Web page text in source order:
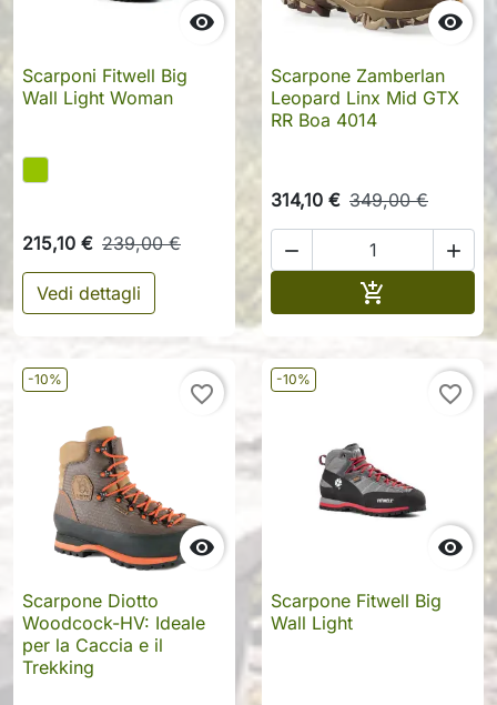

Scarponi Fitwell Big
Wall Light Woman
215,10 € 239,00 €
Vedi dettagli

Scarpone Zamberlan
Leopard Linx Mid GTX
RR Boa 4014
314,10 € 349,00 €
 

-10%

favorite_border
Scarpone Diotto
Woodcock-HV: Ideale
per la Caccia e il
Trekking
-10%

favorite_border
Scarpone Fitwell Big
Wall Light